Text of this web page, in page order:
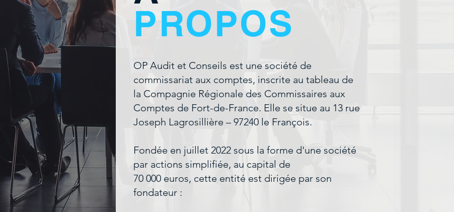
PROPOS
OP Audit et Conseils est une société de
commissariat aux comptes, inscrite au tableau de
la Compagnie Régionale des Commissaires aux
Comptes de Fort-de-France. Elle se situe au 13 rue
Joseph Lagrosillière – 97240 le François.
Fondée en juillet 2022 sous la forme d'une société
par actions simplifiée, au capital de
70 000 euros, cette entité est dirigée par son
fondateur :